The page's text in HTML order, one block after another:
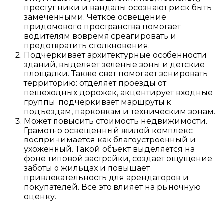
преступники и вандалы осознают риск быть
замеченными. Четкое освещение
придомового пространства помогает
водителям вовремя среагировать и
предотвратить столкновения.
Подчеркивает архитектурные особенности
зданий, выделяет зеленые зоны и детские
площадки. Также свет помогает зонировать
территорию: отделяет проезды от
пешеходных дорожек, акцентирует входные
группы, подчеркивает маршруты к
подъездам, парковкам и техническим зонам.
Может повысить стоимость недвижимости.
Грамотно освещенный жилой комплекс
воспринимается как благоустроенный и
ухоженный. Такой объект выделяется на
фоне типовой застройки, создает ощущение
заботы о жильцах и повышает
привлекательность для арендаторов и
покупателей. Все это влияет на рыночную
оценку.